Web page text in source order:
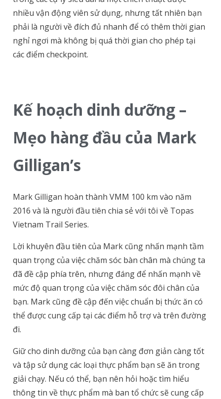
nhiều vận động viên sử dụng, nhưng tất nhiên bạn
phải là người về đích đủ nhanh để có thêm thời gian
nghỉ ngơi mà không bị quá thời gian cho phép tại
các điểm checkpoint.
Kế hoạch dinh dưỡng –
Mẹo hàng đầu của Mark
Gilligan’s
Mark Gilligan hoàn thành VMM 100 km vào năm
2016 và là người đầu tiên chia sẻ với tôi về Topas
Vietnam Trail Series.
Lời khuyên đầu tiên của Mark cũng nhấn mạnh tầm
quan trọng của việc chăm sóc bàn chân mà chúng ta
đã đề cập phía trên, nhưng đáng để nhấn mạnh về
mức độ quan trọng của việc chăm sóc đôi chân của
bạn. Mark cũng đề cập đến việc chuẩn bị thức ăn có
thể được cung cấp tại các điểm hỗ trợ và trên đường
đi.
Giữ cho dinh dưỡng của bạn càng đơn giản càng tốt
và tập sử dụng các loại thực phẩm bạn sẽ ăn trong
giải chạy. Nếu có thể, bạn nên hỏi hoặc tìm hiểu
thông tin về thực phẩm mà ban tổ chức sẽ cung cấp